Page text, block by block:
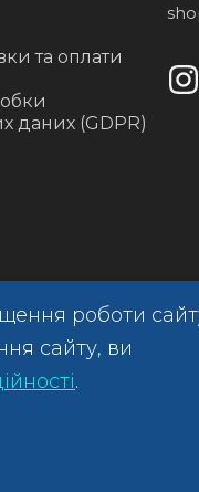
та оплати
даних (GDPR)
роботи
сайту, ви
.